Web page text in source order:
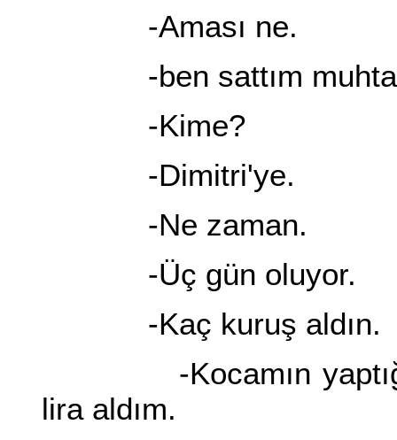
-Aması ne.
-ben sattım
-Kime?
-Dimitri'ye.
-Ne zaman.
-Üç gün oluyor.
-Kaç kuruş aldın.
-Kocamın yaptığı
lira aldım.